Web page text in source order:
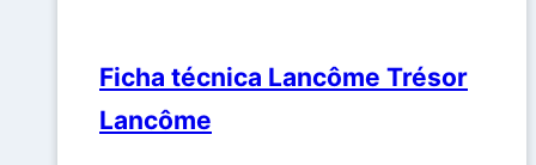
Ficha técnica Lancôme Trésor
Lancôme